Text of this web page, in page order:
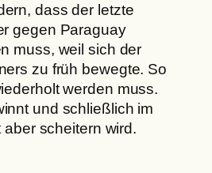
dass der letzte
gegen Paraguay
muss, weil sich der
zu früh bewegte. So
werden muss.
und schließlich im
scheitern wird.